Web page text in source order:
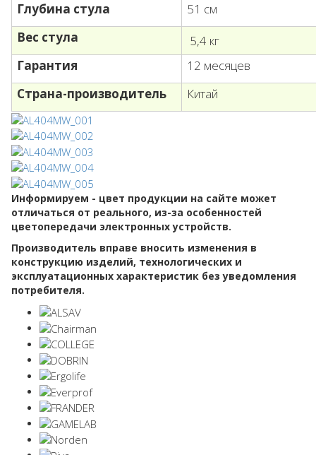
Глубина стула
51 см
Вес стула
5,4 кг
Гарантия
12 месяцев
Страна-производитель
Китай
Информируем - цвет продукции на сайте может
отличаться от реального, из-за особенностей
цветопередачи электронных устройств.
Производитель вправе вносить изменения в
конструкцию изделий, технологических и
эксплуатационных характеристик без уведомления
потребителя.